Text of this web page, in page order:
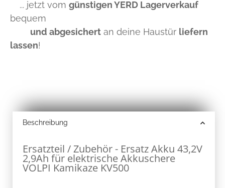
... jetzt vom günstigen YERD Lagerverkauf
bequem
und abgesichert an deine Haustür liefern
lassen!
Beschreibung
Ersatzteil / Zubehör - Ersatz Akku 43,2V
2,9Ah für elektrische Akkuschere
VOLPI Kamikaze KV500